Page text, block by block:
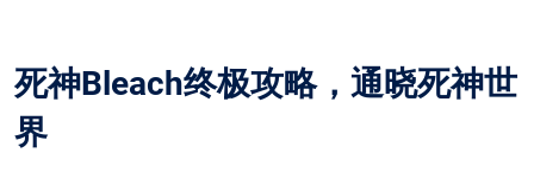
死神Bleach终极攻略，通晓死神世
界